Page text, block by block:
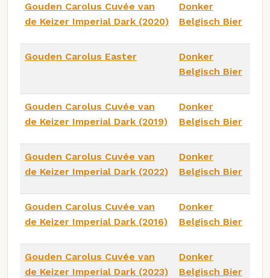
Gouden Carolus Cuvée van
de Keizer Imperial Dark (2020)
Donker
Belgisch Bier
Gouden Carolus Easter
Donker
Belgisch Bier
Gouden Carolus Cuvée van
de Keizer Imperial Dark (2019)
Donker
Belgisch Bier
Gouden Carolus Cuvée van
de Keizer Imperial Dark (2022)
Donker
Belgisch Bier
Gouden Carolus Cuvée van
de Keizer Imperial Dark (2016)
Donker
Belgisch Bier
Gouden Carolus Cuvée van
de Keizer Imperial Dark (2023)
Donker
Belgisch Bier